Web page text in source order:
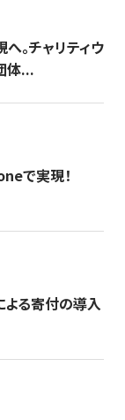
。チャリティウ
体...
で実現！
よる寄付の導入